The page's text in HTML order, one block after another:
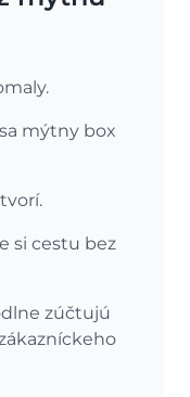
mýtny box
si cestu bez
zúčtujú